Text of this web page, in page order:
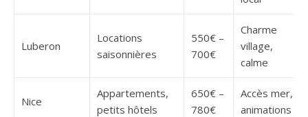
Luberon
Locations
saisonnières
550€ –
700€
Charme
village,
calme
Nice
Appartements,
petits hôtels
650€ –
780€
Accès mer,
animations